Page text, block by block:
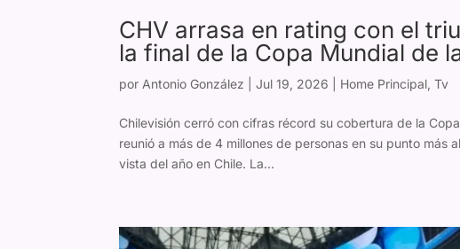
CHV arrasa en rating con el
la final de la Copa Mundial de
por Antonio González |Jul 19, 2026 Home Principal,Tv
Chilevisión cerró con cifras récord su cobertura de la
reunió a más de 4 millones de personas en su punto más
vista del año en Chile. La...